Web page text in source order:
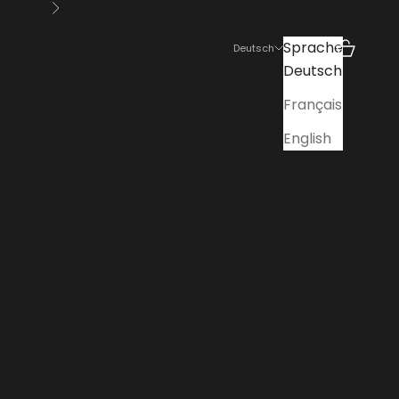
Vor
Deutsch
Sprache
Deutsch
Français
English
Suchen